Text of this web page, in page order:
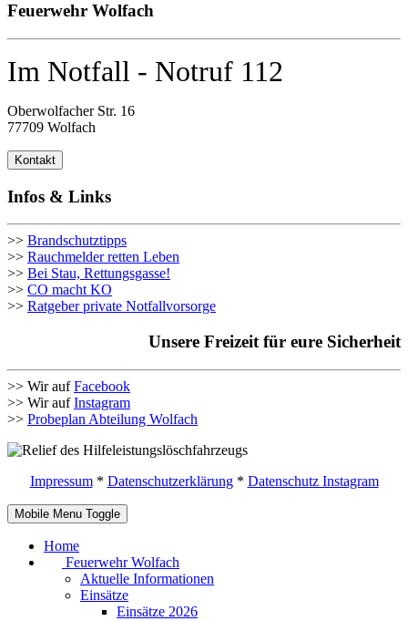
Feuerwehr Wolfach
Im Notfall - Notruf 112
Oberwolfacher Str. 16
77709 Wolfach
Kontakt
Infos & Links
>> Brandschutztipps
>> Rauchmelder retten Leben
>> Bei Stau, Rettungsgasse!
>> CO macht KO
>> Ratgeber private Notfallvorsorge
Unsere Freizeit für eure Sicherheit
>> Wir aufFacebook
>> Wir aufInstagram
>> Probeplan Abteilung Wolfach
Impressum* Datenschutzerklärung* Datenschutz Instagram
Mobile Menu Toggle
Home
Feuerwehr Wolfach
Aktuelle Informationen
Einsätze
Einsätze 2026